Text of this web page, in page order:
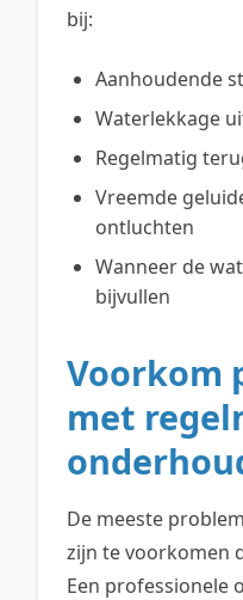
bij:
Aanhoudende
Waterlekkage
Regelmatig
Vreemde
ontluchten
Wanneer de
bijvullen
Voorkom
met
De meeste
zijn te voorkomen
Een professionele